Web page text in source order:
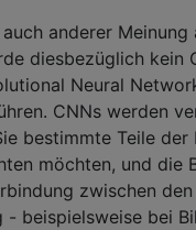
anderer Meinung
diesbezüglich kein
Neural
CNNs werden
bestimmte Teile der
möchten, und die
zwischen
- beispielsweise bei